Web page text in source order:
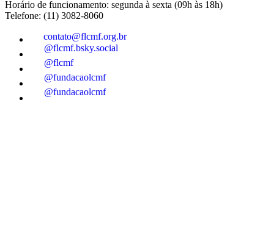
Horário de funcionamento: segunda à sexta (09h às 18h)
Telefone: (11) 3082-8060
contato@flcmf.org.br
@flcmf.bsky.social
@flcmf
@fundacaolcmf
@fundacaolcmf